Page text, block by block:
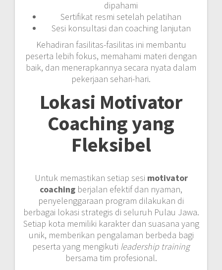
dipahami
Sertifikat resmi setelah pelatihan
Sesi konsultasi dan coaching lanjutan
Kehadiran fasilitas-fasilitas ini membantu
peserta lebih fokus, memahami materi dengan
baik, dan menerapkannya secara nyata dalam
pekerjaan sehari-hari.
Lokasi Motivator
Coaching yang
Fleksibel
Untuk memastikan setiap sesi motivator
coaching berjalan efektif dan nyaman,
penyelenggaraan program dilakukan di
berbagai lokasi strategis di seluruh Pulau Jawa.
Setiap kota memiliki karakter dan suasana yang
unik, memberikan pengalaman berbeda bagi
peserta yang mengikuti leadership training
bersama tim profesional.